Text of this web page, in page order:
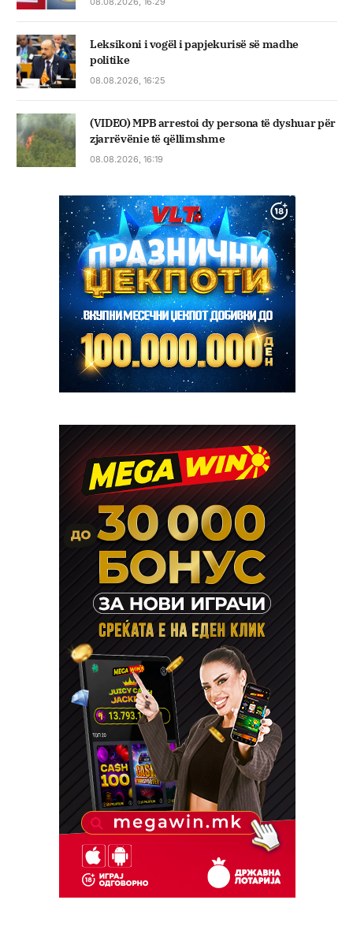
Leksikoni i vogël i papjekurisë së madhe
politike
08.08.2026, 16:25
(VIDEO) MPB arrestoi dy persona të dyshuar për
zjarrëvënie të qëllimshme
08.08.2026, 16:19